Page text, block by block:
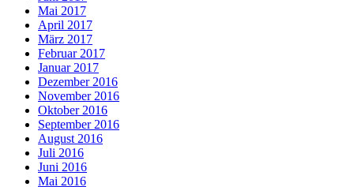
Mai 2017
April 2017
März 2017
Februar 2017
Januar 2017
Dezember 2016
November 2016
Oktober 2016
September 2016
August 2016
Juli 2016
Juni 2016
Mai 2016